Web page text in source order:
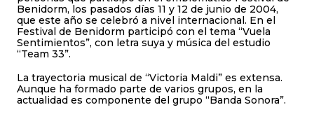
Benidorm, los pasados días 11 y 12 de junio de 2004,
que este año se celebró a nivel internacional. En el
Festival de Benidorm participó con el tema “Vuela
Sentimientos”, con letra suya y música del estudio
“Team 33”.
La trayectoria musical de “Victoria Maldi” es extensa.
Aunque ha formado parte de varios grupos, en la
actualidad es componente del grupo “Banda Sonora”.